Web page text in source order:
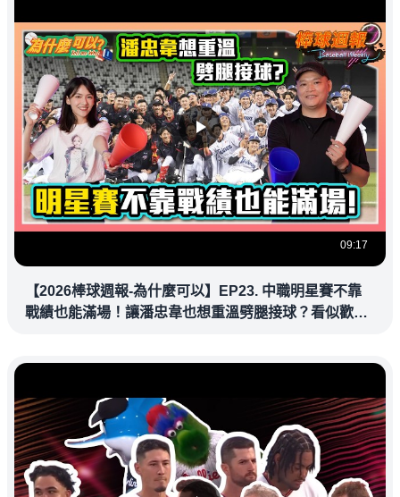
09:17
【2026棒球週報-為什麼可以】EP23. 中職明星賽不靠
戰績也能滿場！讓潘忠韋也想重溫劈腿接球？看似歡樂